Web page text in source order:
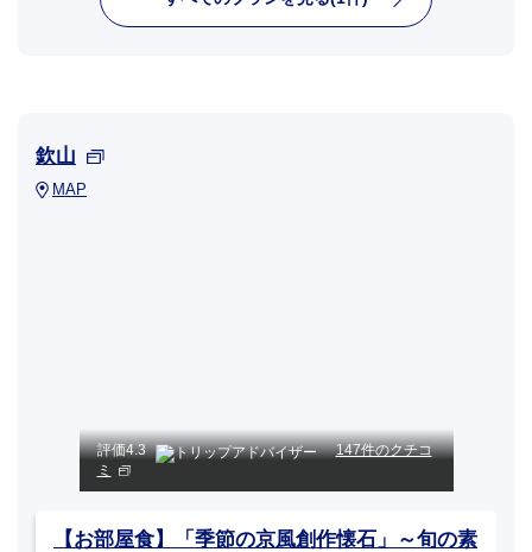
欽山
MAP
評価4.3
147件のクチコ
ミ
【お部屋食】「季節の京風創作懐石」～旬の素